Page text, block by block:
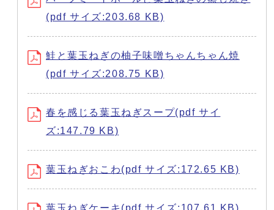
(pdf サイズ:203.68 KB)
鮭と葉玉ねぎの柚子味噌ちゃんちゃん焼
(pdf サイズ:208.75 KB)
春を感じる葉玉ねぎスープ(pdf サイ
ズ:147.79 KB)
葉玉ねぎおこわ(pdf サイズ:172.65 KB)
葉玉ねぎケーキ(pdf サイズ:107.61 KB)